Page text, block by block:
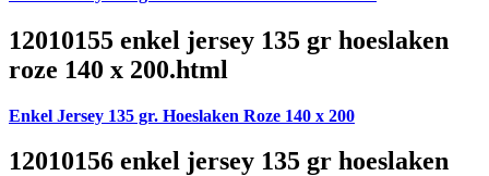
12010155 enkel jersey 135 gr hoeslaken
roze 140 x 200.html
Enkel Jersey 135 gr. Hoeslaken Roze 140 x 200
12010156 enkel jersey 135 gr hoeslaken